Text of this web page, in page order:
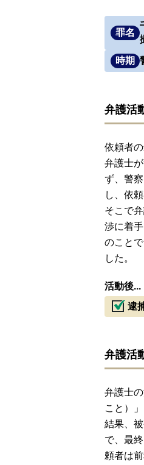
罪名
時期
弁護活
依頼者
弁護士
ず、警
し、依
そこで
渉に着
のこと
した。
活動後...
逮
弁護活
弁護士
こと）
結果、
で、最
頼者は